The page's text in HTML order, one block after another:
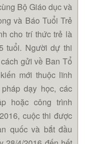
Bộ Giáo dục và
và Báo Tuổi Trẻ
cho trí thức trẻ là
tuổi. Người dự thi
gửi về Ban Tổ
mới thuộc lĩnh
dạy học, các
hoặc công trình
cuộc thi được
quốc và bắt đầu